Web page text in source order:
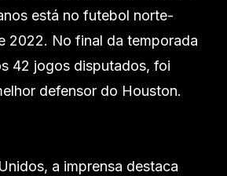
está no futebol norte-
2022. No final da temporada
42 jogos disputados, foi
defensor do Houston.
a imprensa destaca